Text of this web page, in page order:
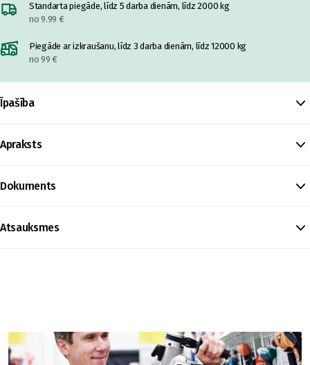
Standarta piegāde, līdz 5 darba dienām, līdz 2000 kg
no 9.99 €
Piegāde ar izkraušanu, līdz 3 darba dienām, līdz 12000 kg
no 99 €
Īpašība
Apraksts
Dokuments
Atsauksmes